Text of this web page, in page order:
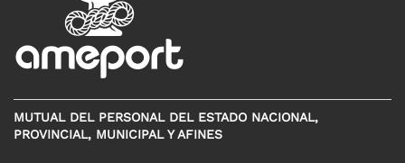
MUTUAL DEL PERSONAL DEL ESTADO NACIONAL,
PROVINCIAL, MUNICIPAL Y AFINES